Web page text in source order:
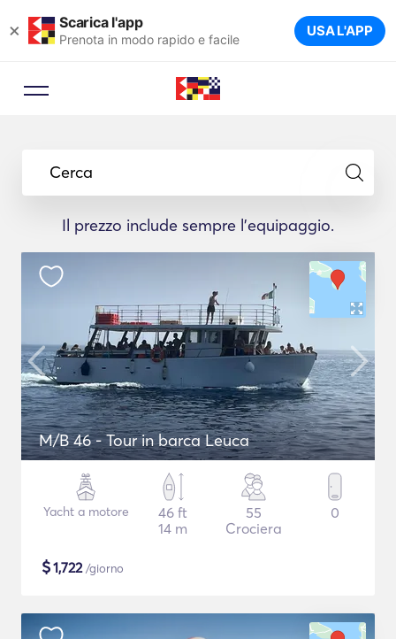
× Scarica l'app
Prenota in modo rapido e facile USA L'APP
Cerca
Il prezzo include sempre l'equipaggio.
M/B 46 - Tour in barca Leuca
Yacht a motore
46 ft
14 m
55
Crociera
0
$1,722/giorno